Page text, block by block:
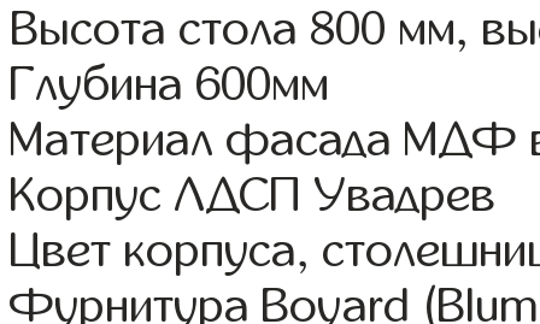
Высота стола 800 мм,
Глубина 600мм
Материал фасада МДФ
Корпус ЛДСП Увадрев
Цвет корпуса,
Фурнитура Boyard